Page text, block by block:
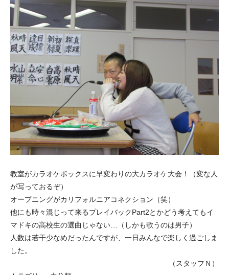
教室がカラオケボックスに早変わりの大カラオケ大会！（変な人
が写っておるぞ）
オープニングがカリフォルニアコネクション（笑）
他にも時々混じって来るプレイバックPart2とかどう考えてもイ
マドキの高校生の選曲じゃない…（しかも歌うのは男子）
人数は若干少なめだったんですが、一日みんなで楽しく過ごしま
した。
（スタッフＮ）